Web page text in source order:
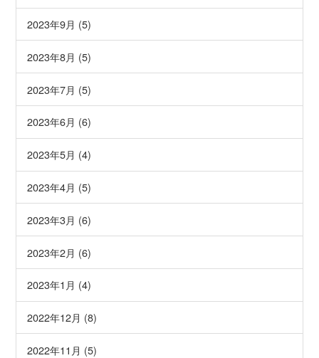
2023年9月 (5)
2023年8月 (5)
2023年7月 (5)
2023年6月 (6)
2023年5月 (4)
2023年4月 (5)
2023年3月 (6)
2023年2月 (6)
2023年1月 (4)
2022年12月 (8)
2022年11月 (5)